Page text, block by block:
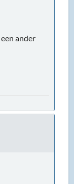
ander